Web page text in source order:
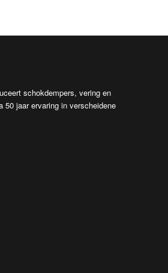
schokdempers, vering en
50 jaar ervaring in verscheidene